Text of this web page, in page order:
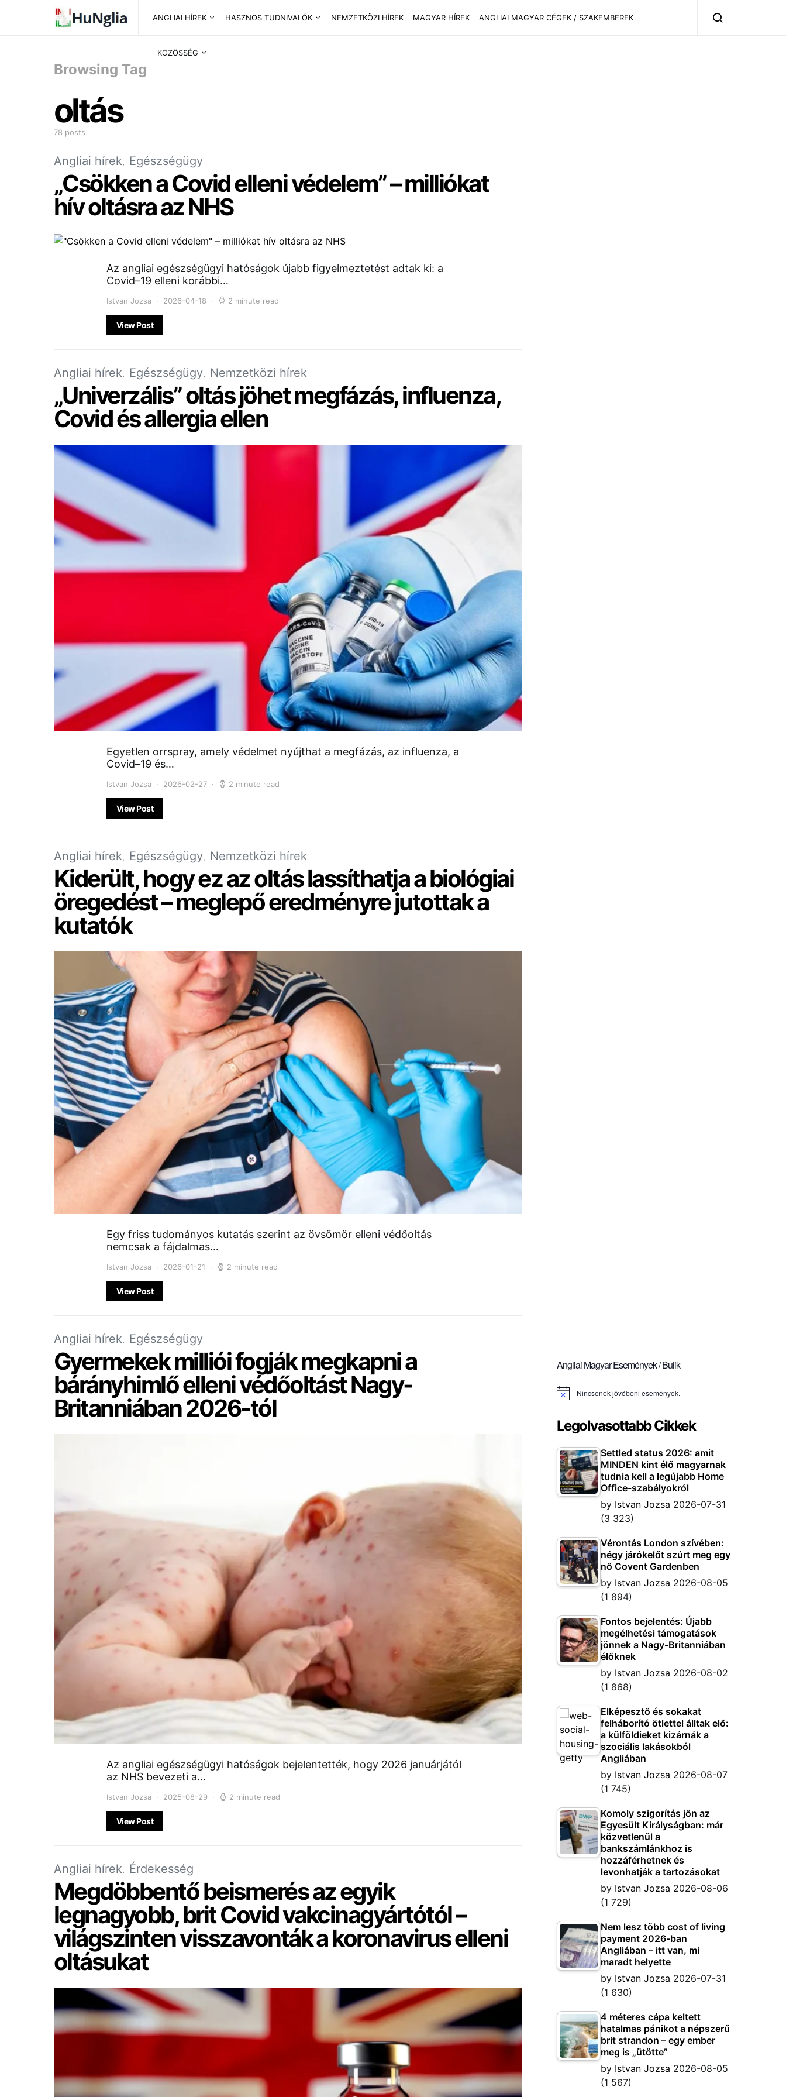
ANGLIAI HÍREK HASZNOS TUDNIVALÓK NEMZETKÖZI HÍREK MAGYAR HÍREK ANGLIAI MAGYAR CÉGEK / SZAKEMBEREK
KÖZÖSSÉG
Browsing Tag
oltás
78 posts
Angliai hírek Egészségügy
„Csökken a Covid elleni védelem” – milliókat
hív oltásra az NHS
Az angliai egészségügyi hatóságok újabb figyelmeztetést adtak ki: a
Covid–19 elleni korábbi…
Istvan Jozsa 2026-04-18 2 minute read
View Post
Angliai hírek Egészségügy Nemzetközi hírek
„Univerzális” oltás jöhet megfázás, influenza,
Covid és allergia ellen
Egyetlen orrspray, amely védelmet nyújthat a megfázás, az influenza, a
Covid–19 és…
Istvan Jozsa 2026-02-27 2 minute read
View Post
Angliai hírek Egészségügy Nemzetközi hírek
Kiderült, hogy ez az oltás lassíthatja a biológiai
öregedést – meglepő eredményre jutottak a
kutatók
Egy friss tudományos kutatás szerint az övsömör elleni védőoltás
nemcsak a fájdalmas…
Istvan Jozsa 2026-01-21 2 minute read
View Post
Angliai hírek Egészségügy
Gyermekek milliói fogják megkapni a
bárányhimlő elleni védőoltást Nagy-
Britanniában 2026-tól
Az angliai egészségügyi hatóságok bejelentették, hogy 2026 januárjától
az NHS bevezeti a…
Istvan Jozsa 2025-08-29 2 minute read
View Post
Angliai hírek Érdekesség
Megdöbbentő beismerés az egyik
legnagyobb, brit Covid vakcinagyártótól –
világszinten visszavonták a koronavirus elleni
oltásukat
Angliai Magyar Események / Bulik
Notice Nincsenek jövőbeni események.
Legolvasottabb Cikkek
Settled status 2026: amit
MINDEN kint élő magyarnak
tudnia kell a legújabb Home
Office-szabályokról
by Istvan Jozsa 2026-07-31
(3 323)
Vérontás London szívében:
négy járókelőt szúrt meg egy
nő Covent Gardenben
by Istvan Jozsa 2026-08-05
(1 894)
Fontos bejelentés: Újabb
megélhetési támogatások
jönnek a Nagy-Britanniában
élőknek
by Istvan Jozsa 2026-08-02
(1 868)
Elképesztő és sokakat
felháborító ötlettel álltak elő:
a külföldieket kizárnák a
szociális lakásokból
Angliában
by Istvan Jozsa 2026-08-07
(1 745)
Komoly szigorítás jön az
Egyesült Királyságban: már
közvetlenül a
bankszámlánkhoz is
hozzáférhetnek és
levonhatják a tartozásokat
by Istvan Jozsa 2026-08-06
(1 729)
Nem lesz több cost of living
payment 2026-ban
Angliában – itt van, mi
maradt helyette
by Istvan Jozsa 2026-07-31
(1 630)
4 méteres cápa keltett
hatalmas pánikot a népszerű
brit strandon – egy ember
meg is „ütötte”
by Istvan Jozsa 2026-08-05
(1 567)